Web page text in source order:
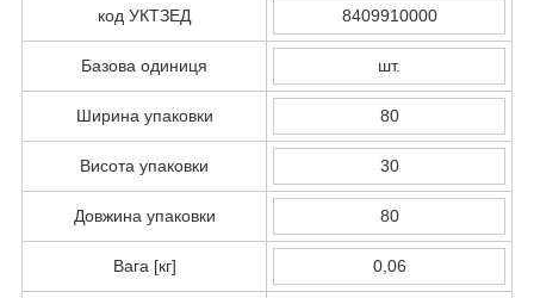
код УКТЗЕД 8409910000
Базова одиниця шт.
Ширина упаковки 80
Висота упаковки 30
Довжина упаковки 80
Вага [кг] 0,06